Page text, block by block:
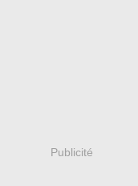
Publicité